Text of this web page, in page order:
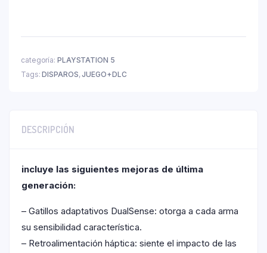
categoría: PLAYSTATION 5
Tags:DISPAROS,JUEGO+DLC
DESCRIPCIÓN
incluye las siguientes mejoras de última
generación:
– Gatillos adaptativos DualSense: otorga a cada arma
su sensibilidad característica.
– Retroalimentación háptica: siente el impacto de las